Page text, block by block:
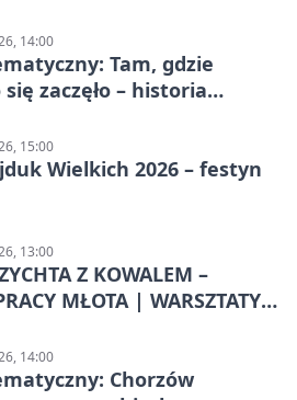
14:00
Tam, gdzie
zaczęło – historia
15:00
Wielkich 2026 – festyn
13:00
Z KOWALEM –
MŁOTA | WARSZTATY
14:00
Chorzów